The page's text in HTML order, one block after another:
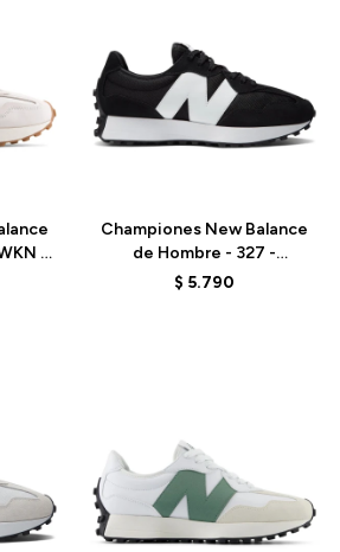
-
Championes New Balance
de Hombre - 327 -
MS327CBW - BLACK
$ 5.790